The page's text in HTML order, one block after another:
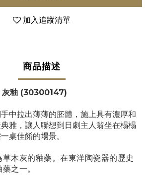
加入追蹤清單
商品描述
釉 (30300147)
中拉出薄薄的胚體，施上具有濃厚和
雅，讓人聯想到日劇主人翁坐在榻榻
桌佳餚的場景。
草木灰的釉藥。在東洋陶瓷器的歷史
之一。